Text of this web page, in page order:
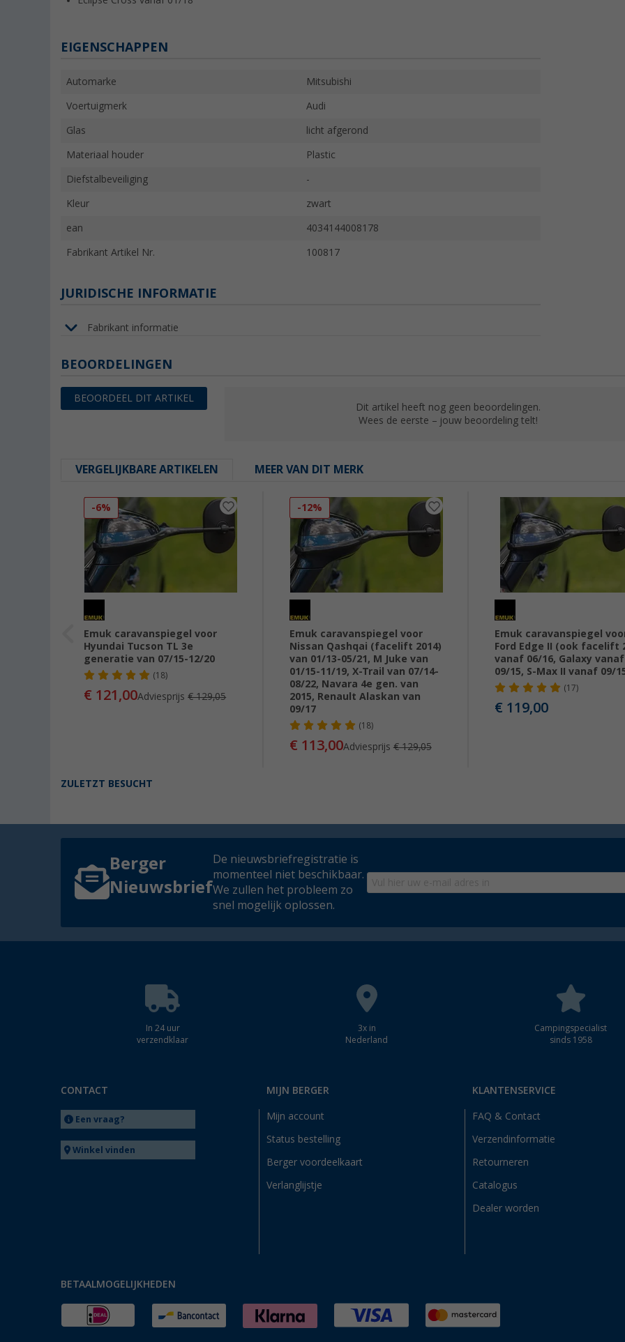
EIGENSCHAPPEN
Automarke Mitsubishi
Voertuigmerk Audi
Glas licht afgerond
Materiaal houder Plastic
Diefstalbeveiliging -
Kleur zwart
ean 4034144008178
Fabrikant Artikel Nr. 100817
JURIDISCHE INFORMATIE
Fabrikant informatie
BEOORDELINGEN
BEOORDEEL DIT ARTIKEL
Dit artikel heeft nog geen beoordelingen.
Wees de eerste – jouw beoordeling telt!
VERGELIJKBARE ARTIKELEN MEER VAN DIT MERK
-6%
Emuk caravanspiegel voor
Hyundai Tucson TL 3e
generatie van 07/15-12/20
(18)
€ 121,00Adviesprijs€ 129,05
-12%
Emuk caravanspiegel voor
Nissan Qashqai (facelift 2014)
van 01/13-05/21, M Juke van
01/15-11/19, X-Trail van 07/14-
08/22, Navara 4e gen. van
2015, Renault Alaskan van
09/17
(18)
€ 113,00Adviesprijs € 129,05
Emuk caravanspiegel
Ford Edge II (ook facelift
vanaf 06/16, Galaxy vanaf
09/15, S-Max II vanaf 09/
(17)
€ 119,00
ZULETZT BESUCHT
Berger
Nieuwsbrief
De nieuwsbriefregistratie is
momenteel niet beschikbaar.
We zullen het probleem zo
snel mogelijk oplossen.
In 24 uur
verzendklaar
3x in
Nederland
Campingspecialist
sinds 1958
CONTACT
Een vraag?
Winkel vinden
MIJN BERGER
Mijn account
Status bestelling
Berger voordeelkaart
Verlanglijstje
KLANTENSERVICE
FAQ & Contact
Verzendinformatie
Retourneren
Catalogus
Dealer worden
BETAALMOGELIJKHEDEN